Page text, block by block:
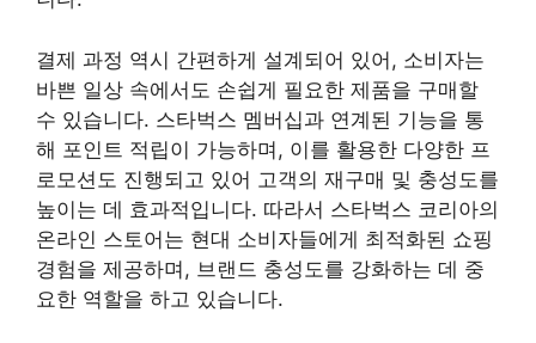
결제 과정 역시 간편하게 설계되어 있어, 소비자는
바쁜 일상 속에서도 손쉽게 필요한 제품을 구매할
수 있습니다. 스타벅스 멤버십과 연계된 기능을 통
해 포인트 적립이 가능하며, 이를 활용한 다양한 프
로모션도 진행되고 있어 고객의 재구매 및 충성도를
높이는 데 효과적입니다. 따라서 스타벅스 코리아의
온라인 스토어는 현대 소비자들에게 최적화된 쇼핑
경험을 제공하며, 브랜드 충성도를 강화하는 데 중
요한 역할을 하고 있습니다.